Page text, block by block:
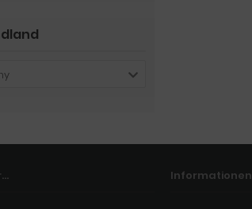
Informationen